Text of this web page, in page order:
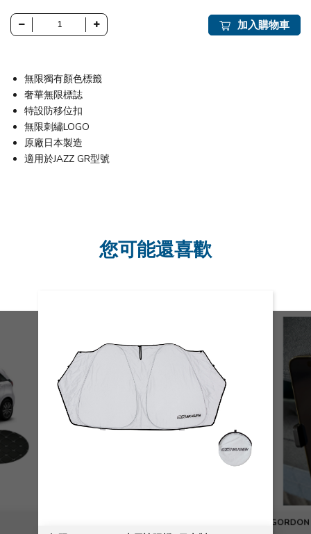
加入購物車
無限獨有顏色標籤
奢華無限標誌
特設防移位扣
無限刺繡LOGO
原廠日本製造
適用於JAZZ GR型號
您可能還喜歡